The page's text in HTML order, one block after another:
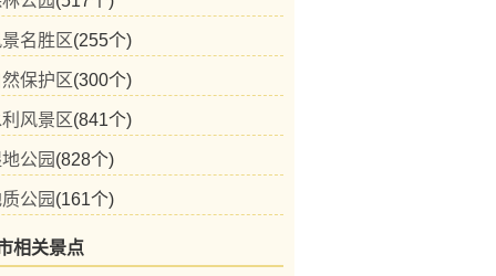
名胜区(255个)
保护区(300个)
风景区(841个)
公园 (828个)
公园 (161个)
相关景点